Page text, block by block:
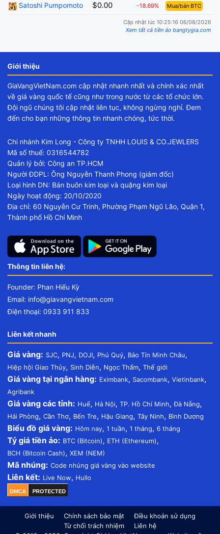
Satoshi Pumpomoto $0.00 -18.69% Mua/bán BTC
Cập nhật lúc 10:25:16 06/08/2026
Xem tất cả tiền ảo bangtygia.com
Giới thiệu
GiaVangVietNam.com cập nhật nhanh nhất và chính xác nhất
về giá vàng quốc tế cũng như trong nước từ các tổ chức lớn.
Đội ngũ chúng tôi cập nhật liên tục, không ngừng nghỉ. Đem
đến cho bạn những thông tin nhanh chóng, tức thời.
Chi nhánh Kim Long - Công ty TNHH LOUIS & CO.JEWLERS
Mã số thuế: 0316544782
Quản lý bởi: Công an TP.HCM
Người ĐDPL: Ông Nguyễn Thanh Phong (giám đốc)
Loại hình DN: Bán buôn kim loại và quặng kim loại
Ngày hoạt động: 20/10/2020
Địa chỉ: 60 Nguyễn Cư Trinh, Phường Phạm Ngũ Lão, Quận 1,
Thành phố Hồ Chí Minh
Thông tin liên hệ:
Founder: Phan Hiếu Kỳ
Email: info@giavangvietnam.com
Điện thoại: 0933 911 833
Liên kết nhanh
Giá vàng: SJC, PNJ, DOJI, Phú Quý, Bảo Tín Minh Châu,
Hiệp hội Giao Thủy, Sinh Diễn, Ngọc Thẩm, Thế giới
Giá vàng tại ngân hàng: Eximbank, Sacombank, Vietinbank,
Agribank
Giá vàng các tỉnh: Huế, Hà Nội, TP. Hồ Chí Minh,Đà Nẵng,
Hải Phòng, Cần Thơ, Bến Tre, Hậu Giang, Tây Ninh, Bình Dương
Biểu đồ giá vàng: Hôm nay, 1 tuần, 1 tháng, 6 tháng
Tỷ giá tiền ảo: BTC (Bitcoin), ETH (Ethereum),
BCH (Bitcoin Cash), XEM (NEM)
Mã nhúng: Code nhúng giá vàng vào website
Liên kết: Live Now, Hullo
DMCA PROTECTED
Giới thiệu Chính sách bảo mật
Điều khoản sử dụng
Từ chối trách nhiệm
Liên hệ